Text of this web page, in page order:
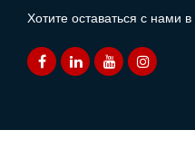
Хотите оставаться с нами в